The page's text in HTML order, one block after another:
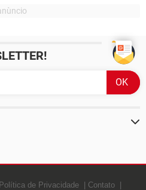
Política de Privacidade
Contato